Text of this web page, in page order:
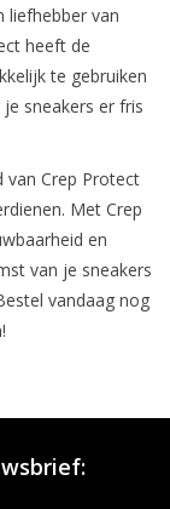
liefhebber van
heeft de
te gebruiken
sneakers er fris
van Crep Protect
Met Crep
en
van je sneakers
vandaag nog